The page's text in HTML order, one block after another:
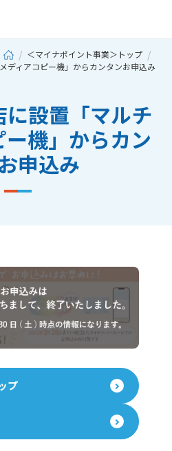
＜マイナポイント事業＞トップ
ディアコピー機」からカンタンお申込み
設置「マルチ
機」からカン
申込み
プ